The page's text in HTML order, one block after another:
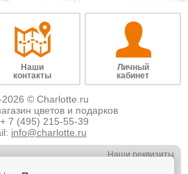
Наши
контакты
Личный
кабинет
2026 © Charlotte.ru
цветов и подарков
+ 7 (495) 215-55-39
info@charlotte.ru
Наши реквизиты